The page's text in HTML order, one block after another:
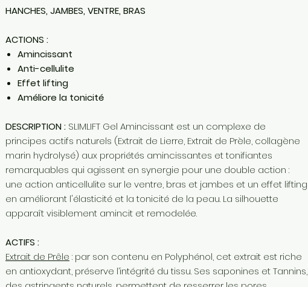
HANCHES, JAMBES, VENTRE, BRAS
ACTIONS :
Amincissant
Anti-cellulite
Effet lifting
Améliore la tonicité
DESCRIPTION : SLIMLIFT Gel Amincissant est un complexe de
principes actifs naturels (Extrait de Lierre, Extrait de Prèle, collagène
marin hydrolysé) aux propriétés amincissantes et tonifiantes
remarquables qui agissent en synergie pour une double action :
une action anticellulite sur le ventre, bras et jambes et un effet lifting
en améliorant l'élasticité et la tonicité de la peau. La silhouette
apparaît visiblement amincit et remodelée.
ACTIFS :
Extrait de Prêle : par son contenu en Polyphénol, cet extrait est riche
en antioxydant, préserve l’intégrité du tissu. Ses saponines et Tannins,